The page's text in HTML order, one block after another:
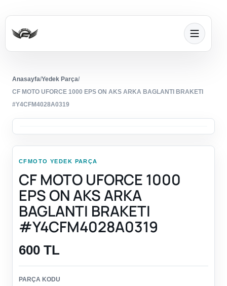
Anasayfa/Yedek Parça/
CF MOTO UFORCE 1000 EPS ON AKS ARKA BAGLANTI BRAKETI
#Y4CFM4028A0319
CFMOTO YEDEK PARÇA
CF MOTO UFORCE 1000
EPS ON AKS ARKA
BAGLANTI BRAKETI
#Y4CFM4028A0319
600 TL
PARÇA KODU